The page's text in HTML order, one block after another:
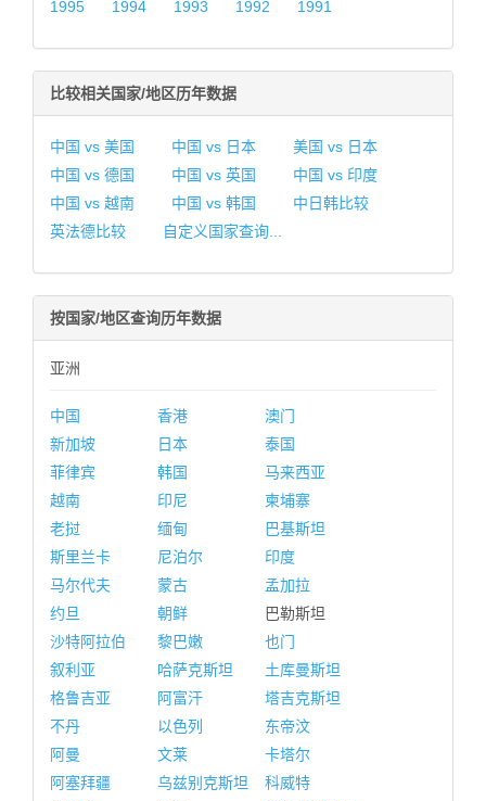
1995 1994 1993 1992 1991
比较相关国家/地区历年数据
中国 vs 美国 中国 vs 日本
美国 vs 日本
中国 vs 德国
中国 vs 英国
中国 vs 印度
中国 vs 越南
中国 vs 韩国
中日韩比较
英法德比较
自定义国家查询...
按国家/地区查询历年数据
亚洲
中国 香港
澳门
新加坡
日本
泰国
菲律宾
韩国
马来西亚
越南
印尼
柬埔寨
老挝
缅甸
巴基斯坦
斯里兰卡
尼泊尔
印度
马尔代夫
蒙古
孟加拉
约旦
朝鲜
巴勒斯坦
沙特阿拉伯
黎巴嫩
也门
叙利亚
哈萨克斯坦
土库曼斯坦
格鲁吉亚
阿富汗
塔吉克斯坦
不丹
以色列
东帝汶
阿曼
文莱
卡塔尔
阿塞拜疆
乌兹别克斯坦
科威特